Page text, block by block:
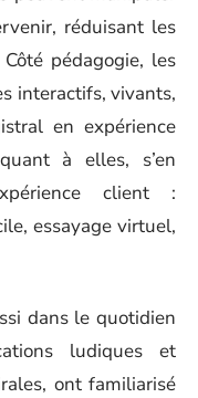
réduisant les
pédagogie, les
interactifs, vivants,
en expérience
à elles, s’en
client :
essayage virtuel,
dans le quotidien
ludiques et
ont familiarisé